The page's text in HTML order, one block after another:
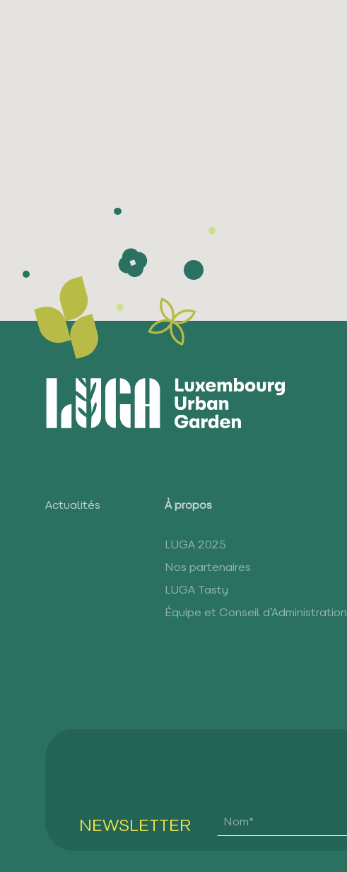
Actualités À propos
LUGA 2025
Nos partenaires
LUGA Tasty
Équipe et Conseil d’Administration
NEWSLETTER